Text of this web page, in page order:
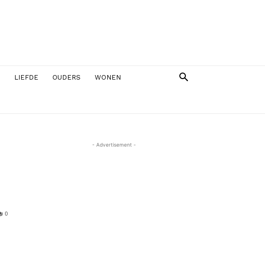
LIEFDE OUDERS WONEN
0
- Advertisement -